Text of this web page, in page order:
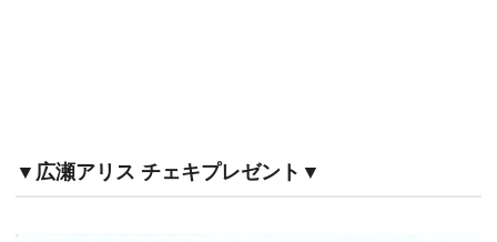
▼広瀬アリス チェキプレゼント▼